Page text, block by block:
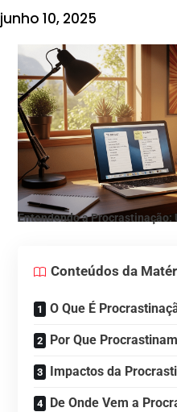
junho 10, 2025
Entendendo a Procrastinação:
Conteúdos da
O Que É
Por Que
Impactos da
De Onde Vem a